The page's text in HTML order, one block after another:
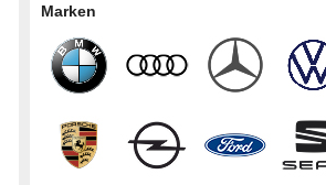
Marken